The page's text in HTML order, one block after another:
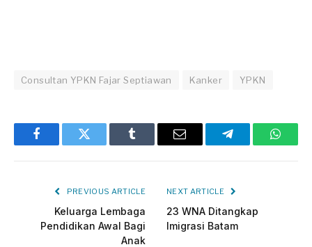
Consultan YPKN Fajar Septiawan Kanker YPKN
FacebookTwitter Tumblr Email Telegram
PREVIOUS ARTICLE
Keluarga Lembaga
Pendidikan Awal Bagi
Anak
NEXT ARTICLE
23 WNA Ditangkap
Imigrasi Batam